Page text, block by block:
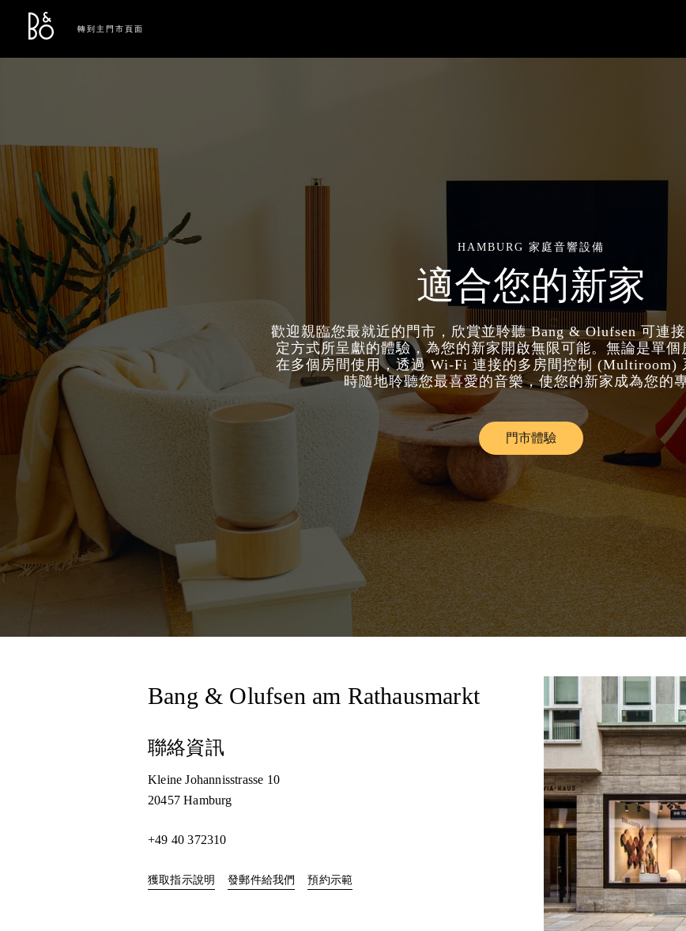
Bang & Olufsen - Exist to Create
轉到主門市頁面
HAMBURG 家庭音響設備
適合您的新家
歡迎親臨您最就近的門市，欣賞並聆聽 Bang & Olufsen 可連
定方式所呈獻的體驗，為您的新家開啟無限可能。無論是單
在多個房間使用，透過 Wi-Fi 連接的多房間控制 (Multiroom)
時隨地聆聽您最喜愛的音樂，使您的新家成為您的
門市體驗Link Opens in New Tab
Bang & Olufsen am Rathausmarkt
聯絡資訊
Kleine Johannisstrasse 10
20457 Hamburg
+49 40 372310
獲取指示說明 Link Opens in New Tab
發郵件給我們 預約示範